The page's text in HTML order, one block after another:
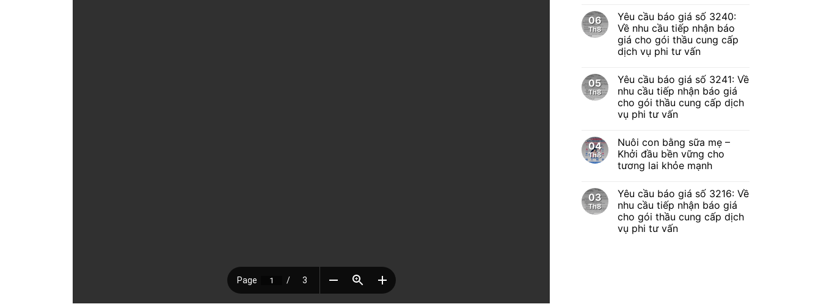
06
Th8
Yêu cầu báo giá số 3240:
Về nhu cầu tiếp nhận báo
giá cho gói thầu cung cấp
dịch vụ phi tư vấn
05
Th8
Yêu cầu báo giá số 3241: Về
nhu cầu tiếp nhận báo giá
cho gói thầu cung cấp dịch
vụ phi tư vấn
04
Th8
Nuôi con bằng sữa mẹ –
Khởi đầu bền vững cho
tương lai khỏe mạnh
03
Th8
Yêu cầu báo giá số 3216: Về
nhu cầu tiếp nhận báo giá
cho gói thầu cung cấp dịch
vụ phi tư vấn